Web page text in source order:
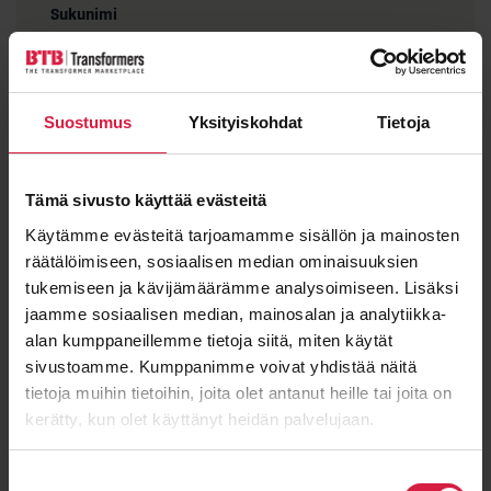
Suostumus Yksityiskohdat Tietoja
Tämä sivusto käyttää evästeitä
Käytämme evästeitä tarjoamamme sisällön ja mainosten
räätälöimiseen, sosiaalisen median ominaisuuksien
tukemiseen ja kävijämäärämme analysoimiseen. Lisäksi
jaamme sosiaalisen median, mainosalan ja analytiikka-
alan kumppaneillemme tietoja siitä, miten käytät
sivustoamme. Kumppanimme voivat yhdistää näitä
tietoja muihin tietoihin, joita olet antanut heille tai joita on
kerätty, kun olet käyttänyt heidän palvelujaan.
Sukunimi
Viesti